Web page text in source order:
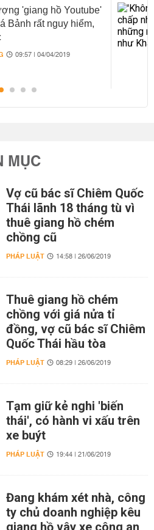
'giang hồ Youtube'
Bảnh rất nguy hiểm,
09:57 | 04/04/2019
MỤC
Vợ cũ bác sĩ Chiêm Quốc
Thái lãnh 18 tháng tù vì
thuê giang hồ chém
chồng cũ
PHÁP LUẬT 14:58 | 26/06/2019
Thuê giang hồ chém
chồng với giá nửa tỉ
đồng, vợ cũ bác sĩ Chiêm
Quốc Thái hầu tòa
PHÁP LUẬT 08:29 | 26/06/2019
Tạm giữ kẻ nghi 'biến
thái', có hành vi xấu trên
xe buýt
PHÁP LUẬT 19:44 | 21/06/2019
Đang khám xét nhà, công
ty chủ doanh nghiệp kêu
giang hồ vây xe công an